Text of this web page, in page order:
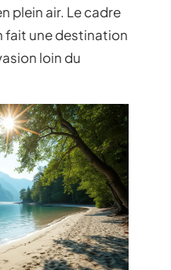
plein air. Le cadre
fait une destination
loin du